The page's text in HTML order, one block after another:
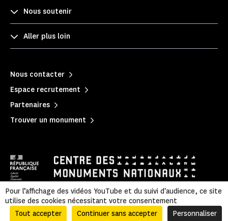
Nous soutenir
Aller plus loin
Nous contacter
Espace recrutement
Partenaires
Trouver un monument
Mentions légales Politique de confidentialité
|
Informations légales et administratives
| Accessibilité | Plan du site
Pour l’affichage des vidéos YouTube et du suivi d'audience, ce site
utilise des cookies nécessitant votre consentement
Tout accepter
Continuer sans accepter Personnaliser